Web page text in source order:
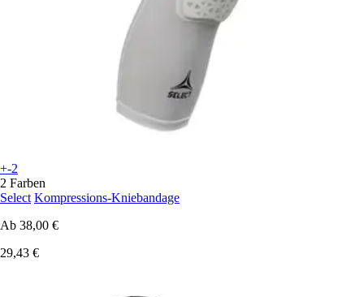
+-2
2 Farben
Select Kompressions-Kniebandage
Ab 38,00 €
29,43 €